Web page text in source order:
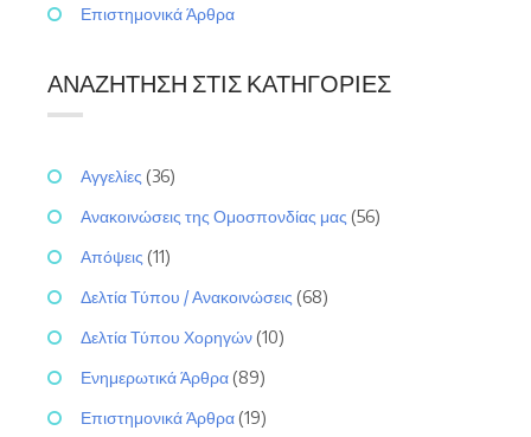
Επιστημονικά Άρθρα
ΑΝΑΖΉΤΗΣΗ ΣΤΙΣ ΚΑΤΗΓΟΡΊΕΣ
Αγγελίες (36)
Ανακοινώσεις της Ομοσπονδίας μας (56)
Απόψεις (11)
Δελτία Τύπου / Ανακοινώσεις (68)
Δελτία Τύπου Χορηγών (10)
Ενημερωτικά Άρθρα (89)
Επιστημονικά Άρθρα (19)